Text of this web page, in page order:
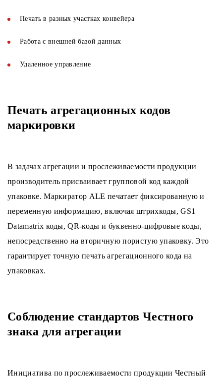
Печать в разных участках конвейера
Работа с внешней базой данных
Удаленное управление
Печать агрегационных кодов
маркировки
В задачах агрегации и прослеживаемости продукции
производитель присваивает групповой код каждой
упаковке. Маркиратор ALE печатает фиксированную и
переменную информацию, включая штрихкоды, GS1
Datamatrix коды, QR-коды и буквенно-цифровые коды,
непосредственно на вторичную пористую упаковку. Это
гарантирует точную печать агрегационного кода на
упаковках.
Соблюдение стандартов Честного
знака для агрегации
Инициатива по прослеживаемости продукции Честный